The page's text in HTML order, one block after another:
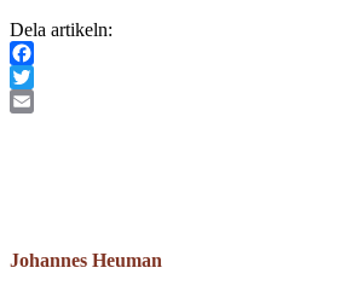
Dela artikeln:
Facebook
Twitter
Johannes Heuman